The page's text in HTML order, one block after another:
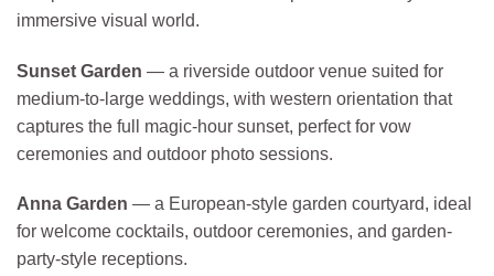
immersive visual world.
Sunset Garden — a riverside outdoor venue suited for
medium-to-large weddings, with western orientation that
captures the full magic-hour sunset, perfect for vow
ceremonies and outdoor photo sessions.
Anna Garden — a European-style garden courtyard, ideal
for welcome cocktails, outdoor ceremonies, and garden-
party-style receptions.